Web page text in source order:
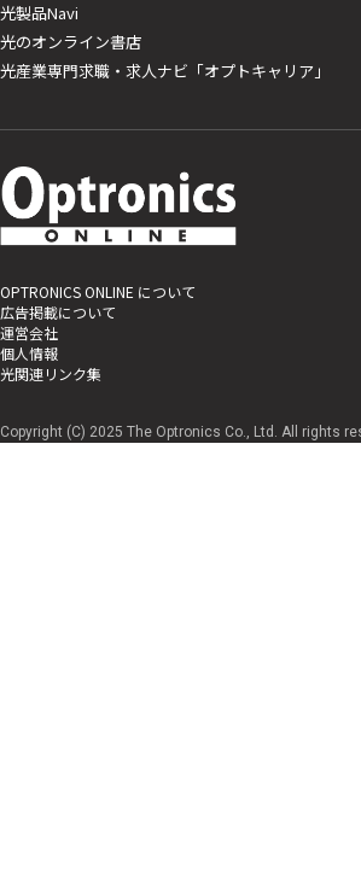
光製品Navi
光のオンライン書店
光産業専門求職・求人ナビ「オプトキャリア」
OPTRONICS ONLINE について
広告掲載について
運営会社
個人情報
光関連リンク集
Copyright (C) 2025 The Optronics Co., Ltd. All rights